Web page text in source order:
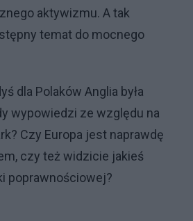
aktywizmu. A tak
temat do mocnego
dla Polaków Anglia była
wypowiedzi ze względu na
Czy Europa jest naprawdę
czy też widzicie jakieś
poprawnościowej?